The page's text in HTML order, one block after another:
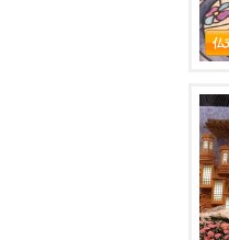
仏